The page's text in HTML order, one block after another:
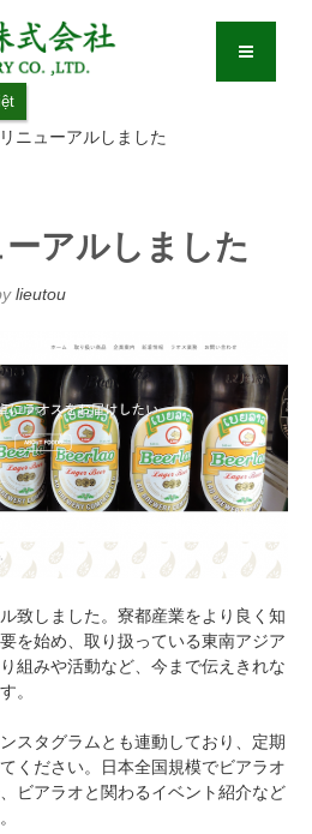
ニューアルしました
アルしました
lieutou
致しました。寮都産業をより良く知
を始め、取り扱っている東南アジア
組みや活動など、今まで伝えきれな
。
スタグラムとも連動しており、定期
ください。日本全国規模でビアラオ
ビアラオと関わるイベント紹介など